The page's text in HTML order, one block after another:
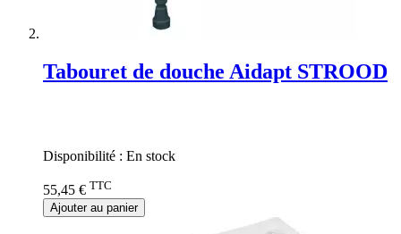
Tabouret de douche Aidapt STROOD
Disponibilité : En stock
55,45 € TTC
Ajouter au panier